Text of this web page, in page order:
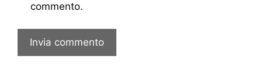
commento.